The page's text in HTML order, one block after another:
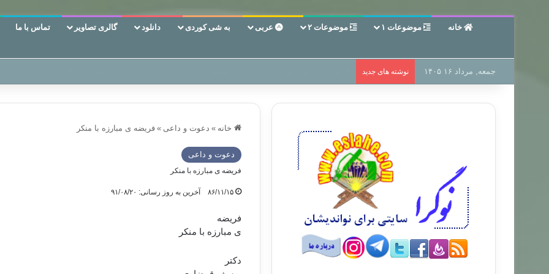
خانه موضوعات ۱ موضوعات ۲ عربی به شی کوردی دانلود گالری تصاویر تماس با ما
جمعه, مرداد ۱۶ ۱۴۰۵ نوشته های جدید
خانه » دعوت و داعی » فریضه ی مبارزه با منکر
دعوت و داعی
فریضه ی مبارزه با منکر
۸۶/۱۱/۱۵ آخرین به روز رسانی: ۹۱/۰۸/۲۰
فریضه
ی مبارزه با منکر
دکتر